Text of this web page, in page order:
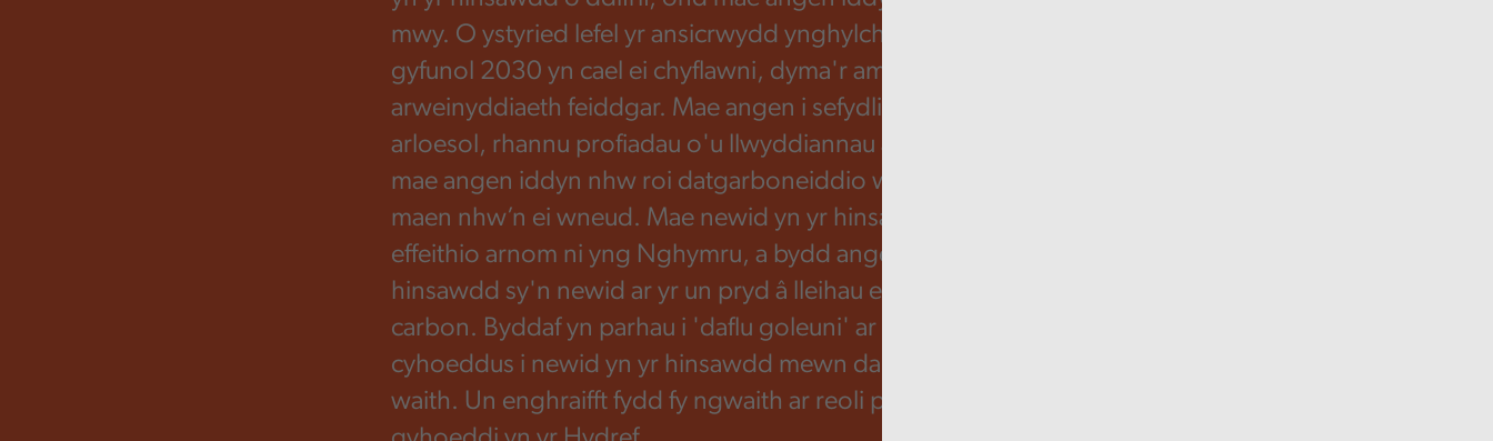
mwy. O ystyried lefel yr ansicrwydd ynghylch a fydd uchelgais
gyfunol 2030 yn cael ei chyflawni, dyma'r amser ar gyfer
arweinyddiaeth feiddgar. Mae angen i sefydliadau fod yn
arloesol, rhannu profiadau o'u llwyddiannau a'u methiannau ac
mae angen iddyn nhw roi datgarboneiddio wrth wraidd popeth
maen nhw’n ei wneud. Mae newid yn yr hinsawdd eisoes yn
effeithio arnom ni yng Nghymru, a bydd angen i ni addasu i
hinsawdd sy'n newid ar yr un pryd â lleihau ein hallyriadau
carbon. Byddaf yn parhau i 'daflu goleuni' ar ymateb y sector
cyhoeddus i newid yn yr hinsawdd mewn darnau pellach o
waith. Un enghraifft fydd fy ngwaith ar reoli perygl llifogydd i'w